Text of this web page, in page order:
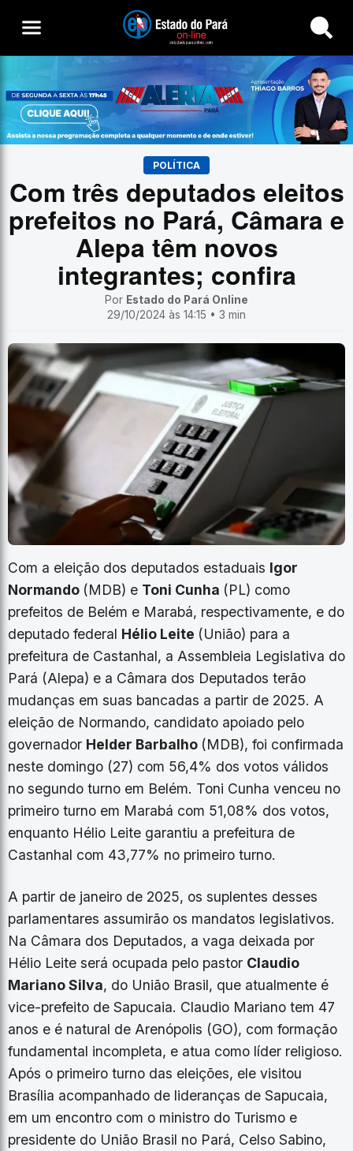
Buscar
POLÍTICA
Com três deputados eleitos
prefeitos no Pará, Câmara e
Alepa têm novos
integrantes; confira
Por Estado do Pará Online
29/10/2024 às 14:15 • 3 min
Com a eleição dos deputados estaduais Igor
Normando (MDB) e Toni Cunha (PL) como
prefeitos de Belém e Marabá, respectivamente, e do
deputado federal Hélio Leite (União) para a
prefeitura de Castanhal, a Assembleia Legislativa do
Pará (Alepa) e a Câmara dos Deputados terão
mudanças em suas bancadas a partir de 2025. A
eleição de Normando, candidato apoiado pelo
governador Helder Barbalho (MDB), foi confirmada
neste domingo (27) com 56,4% dos votos válidos
no segundo turno em Belém. Toni Cunha venceu no
primeiro turno em Marabá com 51,08% dos votos,
enquanto Hélio Leite garantiu a prefeitura de
Castanhal com 43,77% no primeiro turno.
A partir de janeiro de 2025, os suplentes desses
parlamentares assumirão os mandatos legislativos.
Na Câmara dos Deputados, a vaga deixada por
Hélio Leite será ocupada pelo pastor Claudio
Mariano Silva, do União Brasil, que atualmente é
vice-prefeito de Sapucaia. Claudio Mariano tem 47
anos e é natural de Arenópolis (GO), com formação
fundamental incompleta, e atua como líder religioso.
Após o primeiro turno das eleições, ele visitou
Brasília acompanhado de lideranças de Sapucaia,
em um encontro com o ministro do Turismo e
presidente do União Brasil no Pará, Celso Sabino,